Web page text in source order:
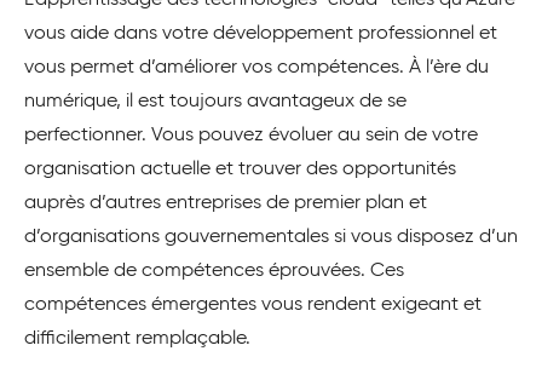
vous aide dans votre développement professionnel et
vous permet d’améliorer vos compétences. À l’ère du
numérique, il est toujours avantageux de se
perfectionner. Vous pouvez évoluer au sein de votre
organisation actuelle et trouver des opportunités
auprès d’autres entreprises de premier plan et
d’organisations gouvernementales si vous disposez d’un
ensemble de compétences éprouvées. Ces
compétences émergentes vous rendent exigeant et
difficilement remplaçable.